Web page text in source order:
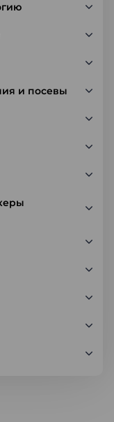
и посевы